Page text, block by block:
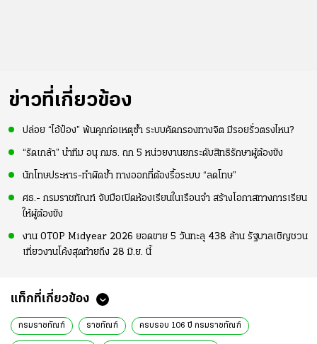
ข่าวที่เกี่ยวข้อง
ปล่อย “ไอ้ป๋อง” พ้นคุกก่อเหตุซ้ำ ระบบคัดกรองทางจิต มีรอยรั่วตรงไหน?
“รัดเกล้า” นำทีม อนุ กมธ. ถก 5 หน่วยงานยกระดับสิทธิรักษาผู้ต้องขัง
นักโทษประหาร-ทำผิดซ้ำ ทางออกที่ต้องรื้อระบบ “ลดโทษ”
ศธ.- กรมราชทัณฑ์ จับมือเปิดห้องเรียนในเรือนจำ สร้างโอกาสทางการเรียน
ให้ผู้ต้องขัง
งาน OTOP Midyear 2026 ยอดขาย 5 วันทะลุ 438 ล้าน รัฐบาลเชิญชวน
เที่ยวงานโค้งสุดท้ายถึง 28 มิ.ย. นี้
แท็กที่เกี่ยวข้อง
กรมราชทัณฑ์ ราชทัณฑ์ ครบรอบ 106 ปี กรมราชทัณฑ์